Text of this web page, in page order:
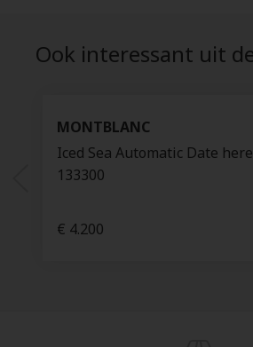
Ook interessant uit
MONTBLANC
Iced Sea Automatic Date
133300
€ 4.200